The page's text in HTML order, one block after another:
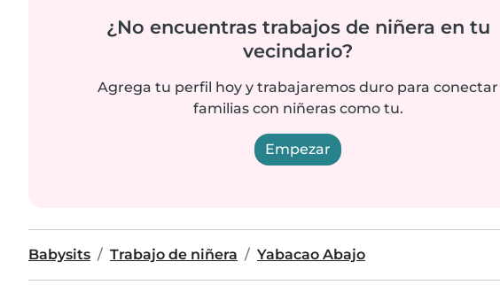
¿No encuentras trabajos de niñera en tu
vecindario?
Agrega tu perfil hoy y trabajaremos duro para conectar
familias con niñeras como tu.
Empezar
Babysits Trabajo de niñera Yabacao Abajo